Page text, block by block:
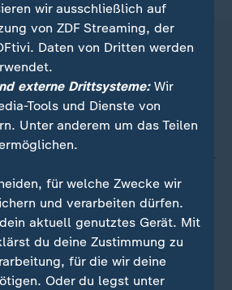
wir ausschließlich auf
von ZDF Streaming, der
Daten von Dritten werden
externe Drittsysteme:Wir
Tools und Dienste von
Unter anderem um das Teilen
für welche Zwecke wir
und verarbeiten dürfen.
aktuell genutztes Gerät. Mit
du deine Zustimmung zu
für die wir deine
Oder du legst unter